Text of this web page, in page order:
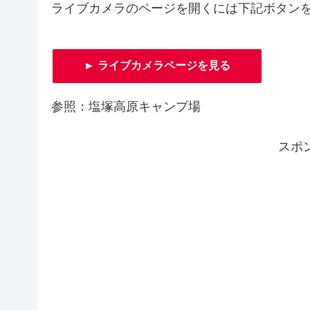
ライブカメラのページを開くには下記ボタン
► ライブカメラページを見る
参照：塩塚高原キャンプ場
スポ